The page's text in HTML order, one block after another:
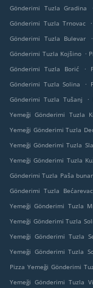
Gönderimi Tuzla Gradina
Gönderimi Tuzla Trnovac
.
Gönderimi Tuzla Bulevar
.
Gönderimi Tuzla Kojšino .
Gönderimi Tuzla Borić
.
Gönderimi Tuzla Solina
.
Gönderimi Tuzla Tušanj
.
Yemeği Gönderimi Tuzla
Yemeği Gönderimi Tuzla
Yemeği Gönderimi Tuzla
Yemeği Gönderimi Tuzla
Gönderimi Tuzla Paša bunar
Gönderimi Tuzla Bećarevac
Yemeği Gönderimi Tuzla
Yemeği Gönderimi Tuzla
Yemeği Gönderimi Tuzla
Yemeği Gönderimi Tuzla
Pizza Yemeği Gönderimi
Yemeği Gönderimi Tuzla